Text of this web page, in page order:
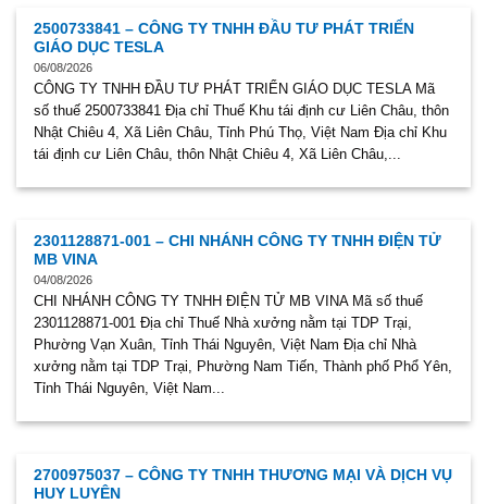
2500733841 – CÔNG TY TNHH ĐẦU TƯ PHÁT TRIỂN
GIÁO DỤC TESLA
06/08/2026
CÔNG TY TNHH ĐẦU TƯ PHÁT TRIỂN GIÁO DỤC TESLA Mã
số thuế 2500733841 Địa chỉ Thuế Khu tái định cư Liên Châu, thôn
Nhật Chiêu 4, Xã Liên Châu, Tỉnh Phú Thọ, Việt Nam Địa chỉ Khu
tái định cư Liên Châu, thôn Nhật Chiêu 4, Xã Liên Châu,...
2301128871-001 – CHI NHÁNH CÔNG TY TNHH ĐIỆN TỬ
MB VINA
04/08/2026
CHI NHÁNH CÔNG TY TNHH ĐIỆN TỬ MB VINA Mã số thuế
2301128871-001 Địa chỉ Thuế Nhà xưởng nằm tại TDP Trại,
Phường Vạn Xuân, Tỉnh Thái Nguyên, Việt Nam Địa chỉ Nhà
xưởng nằm tại TDP Trại, Phường Nam Tiến, Thành phố Phổ Yên,
Tỉnh Thái Nguyên, Việt Nam...
2700975037 – CÔNG TY TNHH THƯƠNG MẠI VÀ DỊCH VỤ
HUY LUYÊN